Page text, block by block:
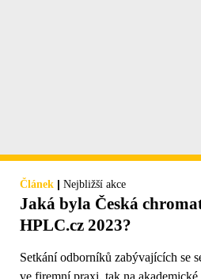
Článek | Nejbližší akce
Jaká byla Česká
HPLC.cz 2023?
Setkání odborníků zabývajících se
ve firemní praxi, tak na